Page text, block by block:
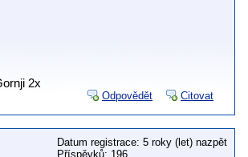
2x
Odpovědět Citovat
Datum registrace: 5 roky (let) nazpět
Příspěvků: 196